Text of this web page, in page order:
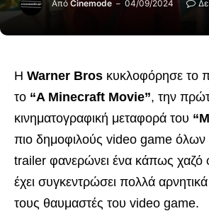
Από Cinemode 04/09/2024
Η Warner Bros κυκλοφόρησε το
το “A Minecraft Movie”, την
κινηματογραφική μεταφορά του
πιο δημοφιλούς video game
trailer φανερώνει ένα κάπως χαζό
έχει συγκεντρώσει πολλά
τους θαυμαστές του video game.